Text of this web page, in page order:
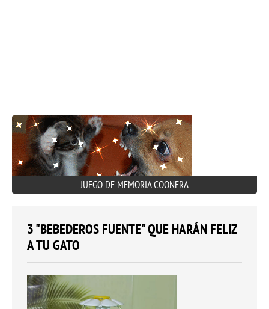
JUEGO DE MEMORIA COONERA
3 "BEBEDEROS FUENTE" QUE HARÁN FELIZ
A TU GATO